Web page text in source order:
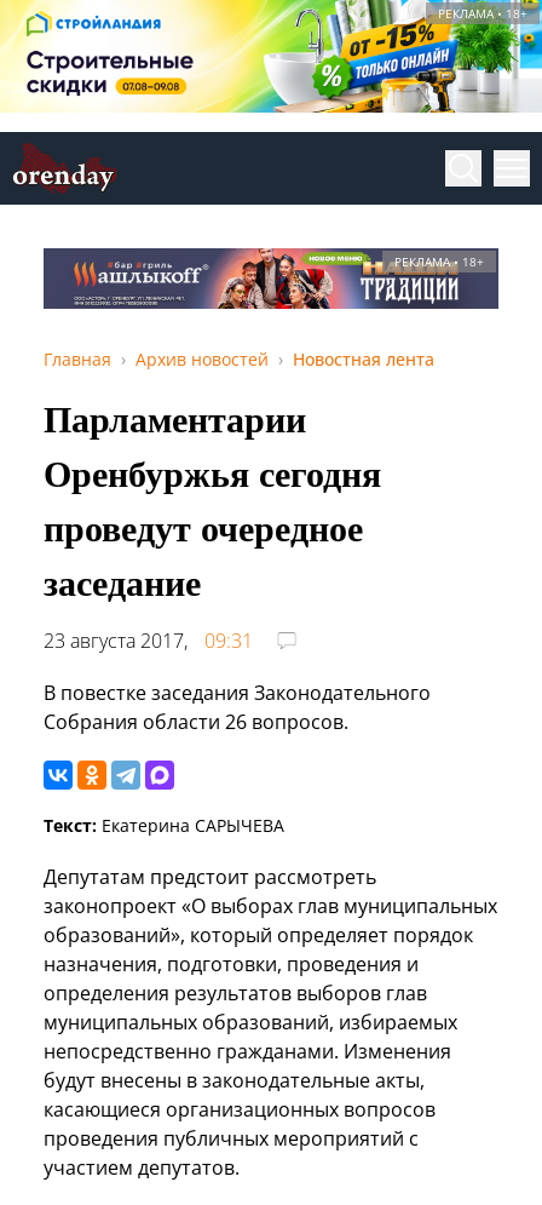
РЕКЛАМА • 18+
РЕКЛАМА • 18+
Главная Архив новостей Новостная лента
Парламентарии
Оренбуржья сегодня
проведут очередное
заседание
23 августа 2017,
09:31
В повестке заседания Законодательного
Собрания области 26 вопросов.
Текст: Екатерина САРЫЧЕВА
Депутатам предстоит рассмотреть
законопроект «О выборах глав муниципальных
образований», который определяет порядок
назначения, подготовки, проведения и
определения результатов выборов глав
муниципальных образований, избираемых
непосредственно гражданами. Изменения
будут внесены в законодательные акты,
касающиеся организационных вопросов
проведения публичных мероприятий с
участием депутатов.